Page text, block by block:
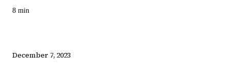
8 min
December 7, 2023